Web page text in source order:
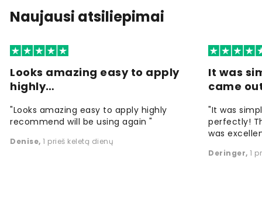
Naujausi atsiliepimai
Looks amazing easy to apply
highly…
"Looks amazing easy to apply highly
recommend will be using again "
Denise, 1 prieš keletą dienų
It was
came
"It was
perfectly!
was
Deringer, 1